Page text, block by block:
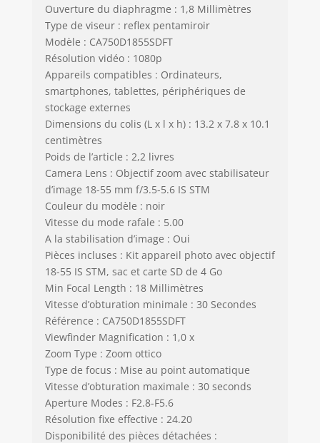
Ouverture du diaphragme : 1,8 Millimètres
Type de viseur : reflex pentamiroir
Modèle : CA750D1855SDFT
Résolution vidéo : 1080p
Appareils compatibles : Ordinateurs,
smartphones, tablettes, périphériques de
stockage externes
Dimensions du colis (L x l x h) : 13.2 x 7.8 x 10.1
centimètres
Poids de l’article : 2,2 livres
Camera Lens : Objectif zoom avec stabilisateur
d’image 18-55 mm f/3.5-5.6 IS STM
Couleur du modèle : noir
Vitesse du mode rafale : 5.00
A la stabilisation d’image : Oui
Pièces incluses : Kit appareil photo avec objectif
18-55 IS STM, sac et carte SD de 4 Go
Min Focal Length : 18 Millimètres
Vitesse d’obturation minimale : 30 Secondes
Référence : CA750D1855SDFT
Viewfinder Magnification : 1,0 x
Zoom Type : Zoom ottico
Type de focus : Mise au point automatique
Vitesse d’obturation maximale : 30 seconds
Aperture Modes : F2.8-F5.6
Résolution fixe effective : 24.20
Disponibilité des pièces détachées :